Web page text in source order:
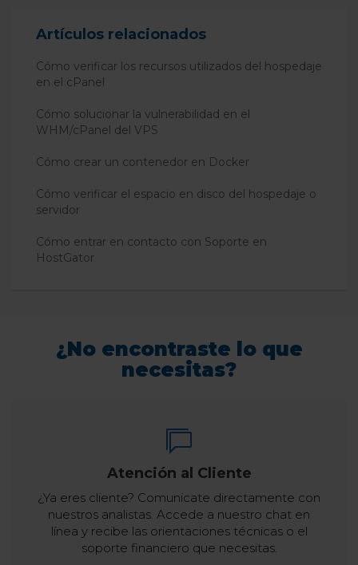
Artículos relacionados
Cómo verificar los recursos utilizados del hospedaje
en el cPanel
Cómo solucionar la vulnerabilidad en el
WHM/cPanel del VPS
Cómo crear un contenedor en Docker
Cómo verificar el espacio en disco del hospedaje o
servidor
Cómo entrar en contacto con Soporte en
HostGator
¿No encontraste lo que
necesitas?
Atención al Cliente
¿Ya eres cliente? Comunicate directamente con
nuestros analistas. Accede a nuestro chat en
línea y recibe las orientaciones técnicas o el
soporte financiero que necesitas.